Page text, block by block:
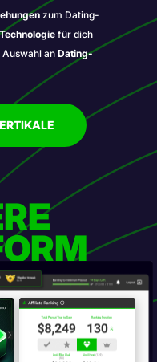
zum Dating-
für dich
Auswahl anDating-